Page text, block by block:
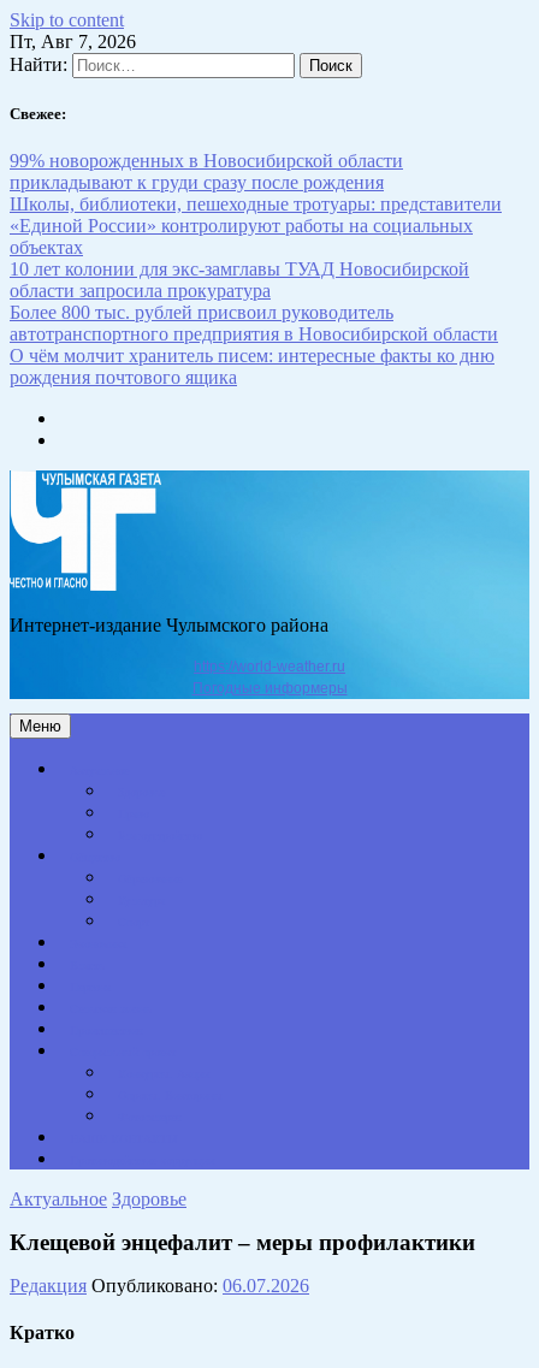
Skip to content
Пт, Авг 7, 2026
Найти:
Свежее:
99% новорожденных в Новосибирской области
прикладывают к груди сразу после рождения
Школы, библиотеки, пешеходные тротуары: представители
«Единой России» контролируют работы на социальных
объектах
10 лет колонии для экс-замглавы ТУАД Новосибирской
области запросила прокуратура
Более 800 тыс. рублей присвоил руководитель
автотранспортного предприятия в Новосибирской области
О чём молчит хранитель писем: интересные факты ко дню
рождения почтового ящика
Интернет-издание Чулымского района
https://world-weather.ru
Погодные информеры
Меню
Актуальное Здоровье
Клещевой энцефалит – меры профилактики
Редакция Опубликовано: 06.07.2026
Кратко